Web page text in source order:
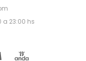
a 23:00 hs